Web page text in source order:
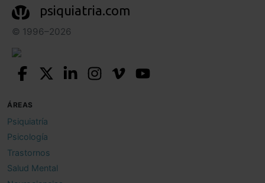
psiquiatria.com
© 1996–2026
ÁREAS
Psiquiatría
Psicología
Trastornos
Salud Mental